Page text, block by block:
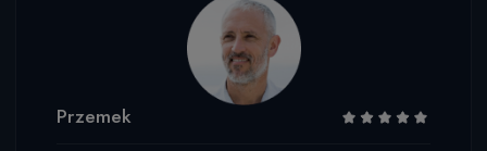
Przemek